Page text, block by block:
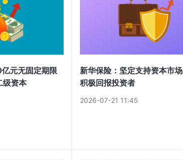
元无固定期限
级资本
新华保险：坚定支持资本市
积极回报投资者
2026-07-21 11:45